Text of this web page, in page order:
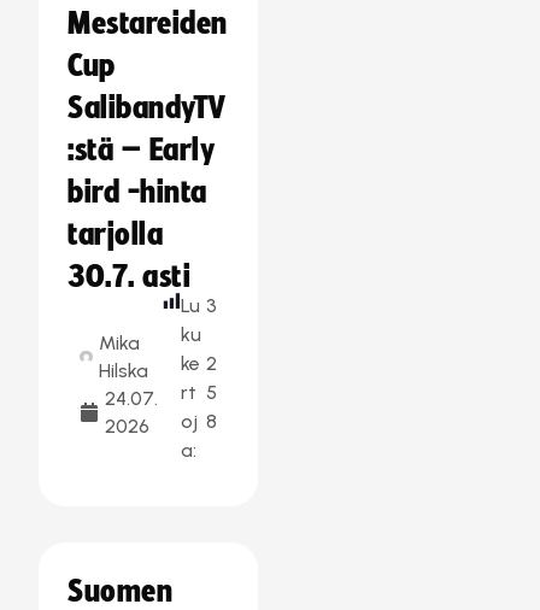
Mestareiden
Cup
SalibandyTV
:stä – Early
bird -hinta
tarjolla
30.7. asti
Mika
Hilska
24.07.
2026
Lu
ku
ke
rt
oj
a:
3
2
5
8
Suomen